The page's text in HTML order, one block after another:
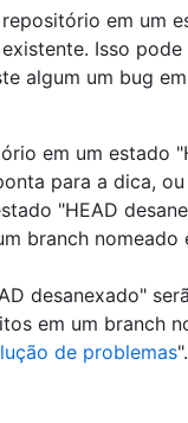
em um
Isso
algum um bug
em um estado
para a dica,
"HEAD
branch nomeado
desanexado"
em um branch
de problemas".